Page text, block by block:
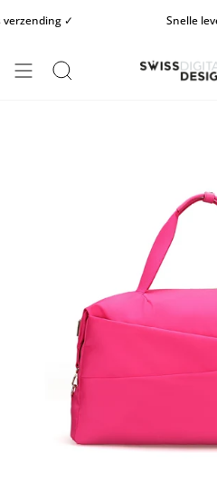
naar
✓ Snelle
ZOEKOPDRACHT